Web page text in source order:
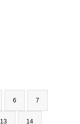
6 7
13 14